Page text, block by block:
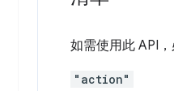
如需使用此 API
"action"